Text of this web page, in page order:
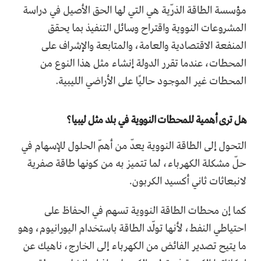
مؤسسة الطاقة الذرّية هي التي لها الحق الأصيل في دراسة
المشروعات النووية واقتراح وسائل التنفيذ بما يحقق
المنفعة الاقتصادية والعامة، والمتابعة والإشراف على
المحطات، عندما تقرر الدولة إنشاء مثل هذا النوع من
المحطات غير الموجود حاليًا على الأراضي الليبية.
هل ترى أهمية للمحطات النووية في بلد مثل ليبيا؟
التحول إلى الطاقة النووية يعدّ من أهمّ الحلول للإسهام في
حلّ مشكلة الكهرباء، لما تتميز به من كونها طاقة صفرية
لانبعاثات ثاني أكسيد الكربون.
كما إن محطات الطاقة النووية تسهم في الحفاظ على
احتياطي النفط، لأنها تولّد الطاقة باستخدام اليورانيوم، وهو
ما يتيح تصدير الفائض من الكهرباء إلى الخارج، ناهيك عن